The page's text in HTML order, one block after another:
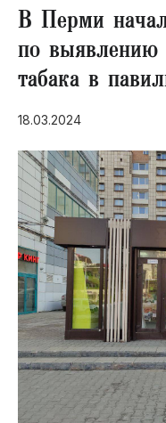
СВО
Выборы в Пермском
Социальная
Инфраструктура
Благоустройство
В Перми
по
табака в
18.03.2024